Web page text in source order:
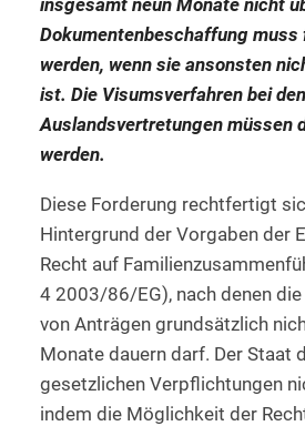
insgesamt neun Monate nicht
Dokumentenbeschaffung
werden, wenn sie ansonsten
ist. Die Visumsverfahren bei den
Auslandsvertretungen müssen
werden.
Diese Forderung rechtfertigt
Hintergrund der Vorgaben der
Recht auf
4 2003/86/EG), nach denen
von Anträgen grundsätzlich
Monate dauern darf. Der Staat
gesetzlichen Verpflichtungen
indem die Möglichkeit der